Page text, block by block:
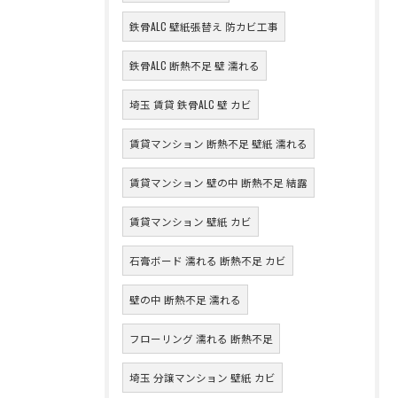
鉄骨ALC 壁紙張替え 防カビ工事
鉄骨ALC 断熱不足 壁 濡れる
埼玉 賃貸 鉄骨ALC 壁 カビ
賃貸マンション 断熱不足 壁紙 濡れる
賃貸マンション 壁の中 断熱不足 結露
賃貸マンション 壁紙 カビ
石膏ボード 濡れる 断熱不足 カビ
壁の中 断熱不足 濡れる
フローリング 濡れる 断熱不足
埼玉 分譲マンション 壁紙 カビ